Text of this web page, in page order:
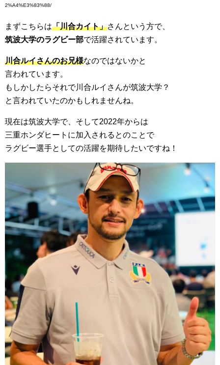
2%A4%E3%83%88/
まずこちらは「川合カイト」さんという方で、
筑波大学のラグビー部で活躍されています。
川合ルイさんのお兄様なのではないかと
言われています。
もしかしたらそれで川合ルイさんが筑波大学？
と言われていたのかもしれませんね。
現在は筑波大学で、そして2022年からは
三重ホンダヒートに加入されるとのことで
ラグビー選手としての活躍を期待したいですね！